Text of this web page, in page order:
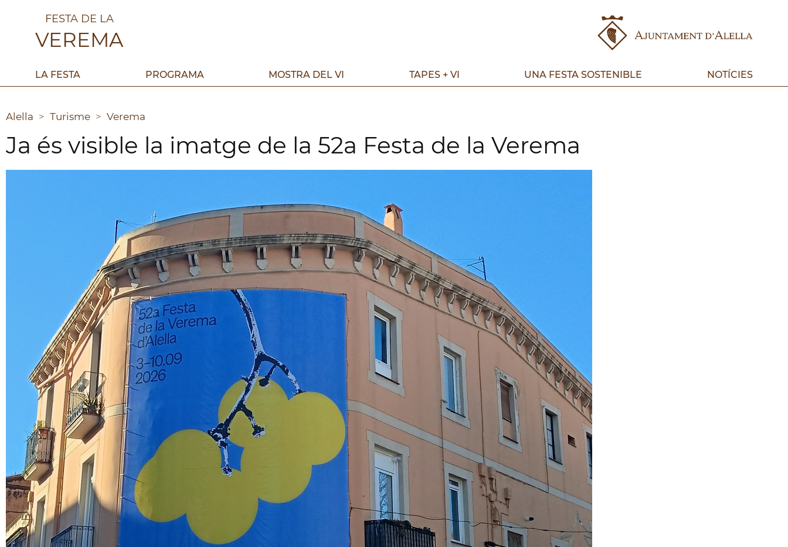
FESTA DE LA
VEREMA
LA FESTA PROGRAMA MOSTRA DEL VI TAPES + VI UNA FESTA SOSTENIBLE NOTÍCIES
Alella > Turisme > Verema
Ja és visible la imatge de la 52a Festa de la Verema